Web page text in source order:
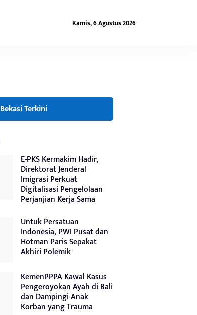
Kamis, 6 Agustus 2026
Bekasi Terkini
E-PKS Kermakim Hadir,
Direktorat Jenderal
Imigrasi Perkuat
Digitalisasi Pengelolaan
Perjanjian Kerja Sama
Untuk Persatuan
Indonesia, PWI Pusat dan
Hotman Paris Sepakat
Akhiri Polemik
KemenPPPA Kawal Kasus
Pengeroyokan Ayah di Bali
dan Dampingi Anak
Korban yang Trauma